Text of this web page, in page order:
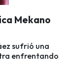
Mekano
sufrió una
enfrentando